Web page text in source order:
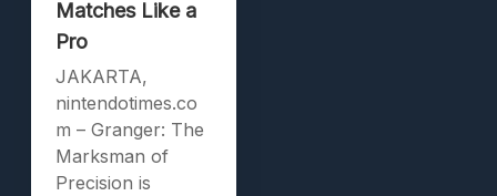
Matches Like a
Pro
JAKARTA,
nintendotimes.co
m – Granger: The
Marksman of
Precision is